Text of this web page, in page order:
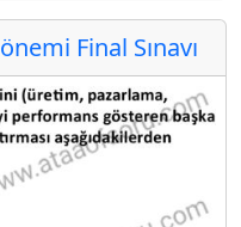
Final Sınavı